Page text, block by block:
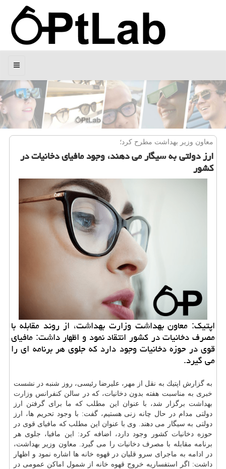
منو
معاون وزیر بهداشت مطرح كرد؛
ارز دولتی به سیگار می دهند، وجود مافیای دخانیات در
كشور
اپتیك: معاون بهداشت وزارت بهداشت، از روند مقابله با
مصرف دخانیات در كشور انتقاد نمود و اظهار داشت: مافیای
قوی در حوزه دخانیات وجود دارد كه جلوی هر برنامه ای را
می گیرد.
به گزارش اپتیك به نقل از مهر، علیرضا رئیسی، روز شنبه در نشست
خبری به مناسبت هفته بدون دخانیات، كه در سالن كنفرانس وزارت
بهداشت برگزار شد، با عنوان این مطلب كه ما برای گرفتن ارز
دولتی مدام در حال چانه زنی هستیم، گفت: با وجود تحریم ها، ارز
دولتی به سیگار می دهند. وی با عنوان این مطلب كه مافیای قوی در
حوزه دخانیات كشور وجود دارد، اضافه كرد: این مافیا، جلوی هر
برنامه مقابله با مصرف دخانیات را می گیرد. معاون وزیر بهداشت،
در ادامه به ماجرای سرو قلیان در قهوه خانه ها اشاره نمود و اظهار
داشت: اگر استفساریه خروج قهوه خانه از شمول اماكن عمومی در